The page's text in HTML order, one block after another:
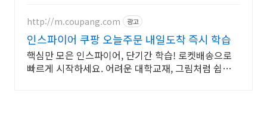
보세요.
http://m.coupang.com 광고
인스파이어 쿠팡 오늘주문 내일도착 즉시 학습
핵심만 모은 인스파이어, 단기간 학습! 로켓배송으로
빠르게 시작하세요. 어려운 대학교재, 그림처럼 쉽게!